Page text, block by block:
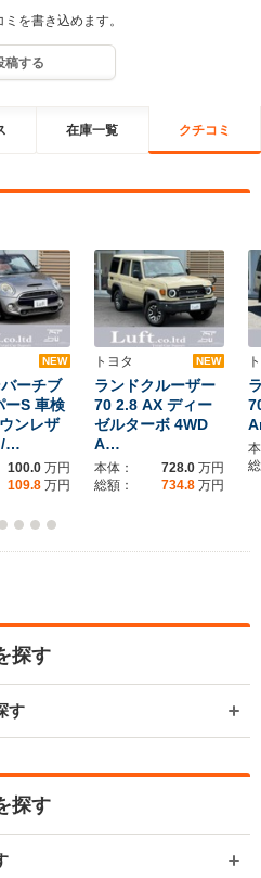
を書き込めます。
稿する
在庫一覧 クチコミ
NEW
ーチブ
ーS 車検
ンレザ
/…
100.0 万円
109.8 万円
トヨタ NEW
ランドクルーザー
70 2.8 AX ディー
ゼルターボ 4WD
A…
本体： 728.0 万円
総額：
734.8 万円
探す
す
探す